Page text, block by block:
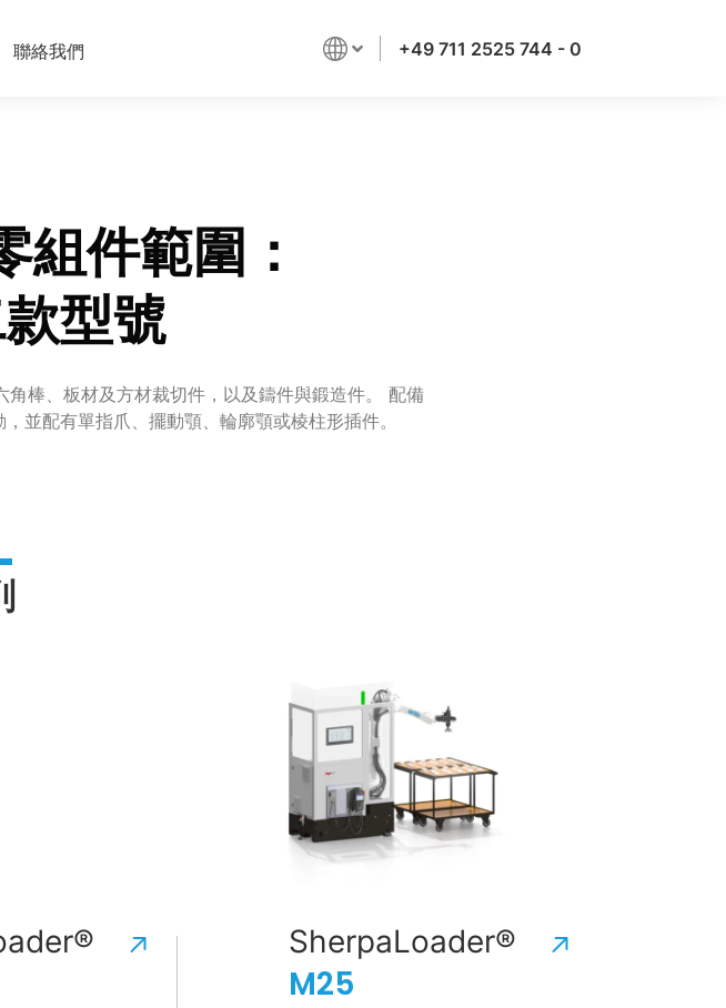
聯絡我們 +49 711 2525 744 - 0
組件範圍：
款型號
棒、板材及方材裁切件，以及鑄件與鍛造件。 配備
並配有單指爪、擺動顎、輪廓顎或棱柱形插件。
SherpaLoader®
M25